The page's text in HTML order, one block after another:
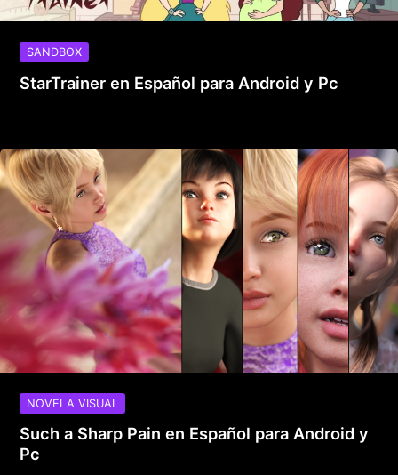
SANDBOX
StarTrainer en Español para Android y Pc
NOVELA VISUAL
Such a Sharp Pain en Español para Android y
Pc